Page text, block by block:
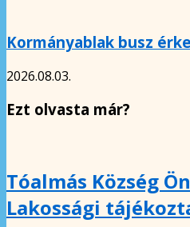
Kormányablak busz
2026.08.03.
Ezt olvasta már?
Tóalmás Község
Lakossági